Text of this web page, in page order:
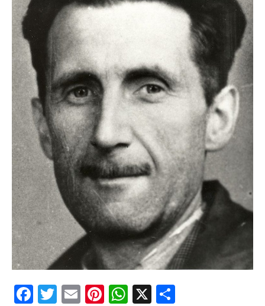
fericite ale Istoriei
Cimitirul bântuit din
Wenonah
Gest din disperare
în India
Băuturile în Bulgaria
Uimitoarea viaţă a
Teresei Neumann
Îngeri pe Marte
Îngerii salvează
oamenii de la
accidente
Ochii statuii
Fecioarei
Facebook
Twitter
EmailPinterest
WhatsApp
X